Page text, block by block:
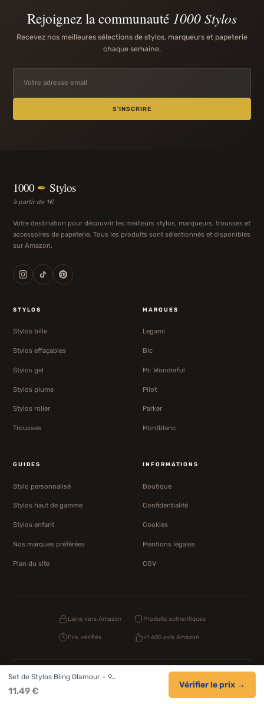
Rejoignez la communauté 1000 Stylos
Recevez nos meilleures sélections de stylos, marqueurs et papeterie
chaque semaine.
S'INSCRIRE
1000 ✒ Stylos
à partir de 1€
Votre destination pour découvrir les meilleurs stylos, marqueurs, trousses et
accessoires de papeterie. Tous les produits sont sélectionnés et disponibles
sur Amazon.
STYLOS
Stylos bille
Stylos effaçables
Stylos gel
Stylos plume
Stylos roller
Trousses
MARQUES
Legami
Bic
Mr. Wonderful
Pilot
Parker
Montblanc
GUIDES
Stylo personnalisé
Stylos haut de gamme
Stylos enfant
Nos marques préférées
Plan du site
INFORMATIONS
Boutique
Confidentialité
Cookies
Mentions légales
CGV
Liens vers Amazon Produits authentiques
Prix vérifiés +1 600 avis Amazon
© 2026 1000 Stylos. Tous droits réservés.
Set de Stylos Bling Glamour – 9…
11.49 €
Vérifier le prix →